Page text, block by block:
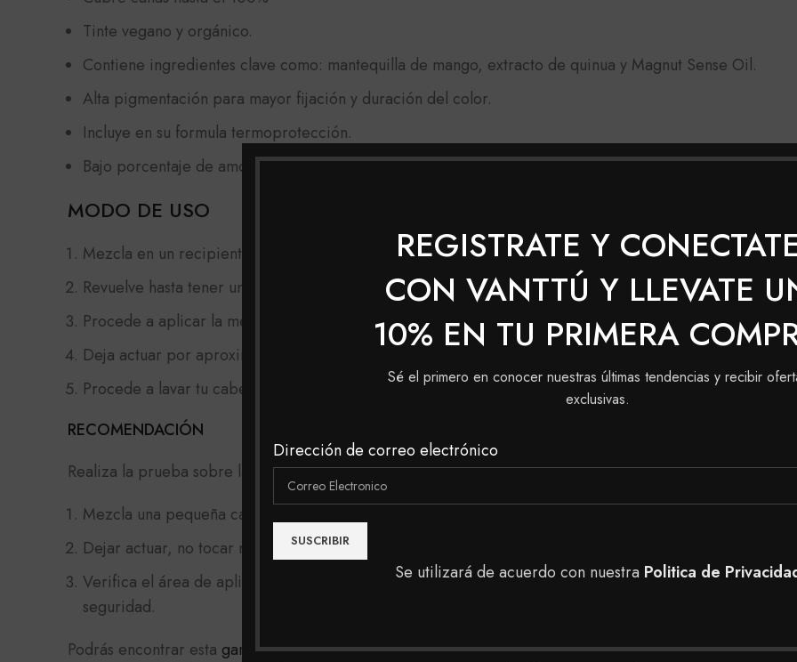
REGISTRATE Y
CON VANTTÚ Y LLEVATE
10% EN TU PRIMERA
Sé el primero en conocer nuestras últimas tendencias y recibir
exclusivas.
Dirección de correo electrónico
Se utilizará de acuerdo con nuestra Politica de
Tinte vegano y orgánico.
Contiene ingredientes clave como: mantequilla de mango, extracto de quinua y Magnut Sense Oil.
Alta pigmentación para mayor fijación y duración del color.
Incluye en su formula termoprotección.
Bajo porcentaje de amoniaco.
MODO DE USO
Mezcla en un recipiente no metálico, el tinte con la crema reveladora (10, 20, 30, 40), según el tono
Revuelve hasta tener una mezcla homogénea.
Procede a aplicar la mezcla con una brocha limpia sobre todo tu cabello, con la técnica que te haya
Deja actuar por aproximadamente 45 minutos, según lo requiera tu cabello.
Procede a lavar tu cabello con un shampoo preferiblemente para cabello tinturado.
RECOMENDACIÓN
Realiza la prueba sobre la parte del pliegue del codo:
Mezcla una pequeña cantidad de tinte con una gota de crema Reveladora.
Dejar actuar, no tocar ni mojar la zona por 24 horas.
Verifica el área de aplicación. Si no aparece ninguna reacción desfavorable (irritación, hinchazón, ó
seguridad.
Podrás encontrar esta gama de tintesy muchas mas en nuestra tienda, puedes realizar tu pedido a